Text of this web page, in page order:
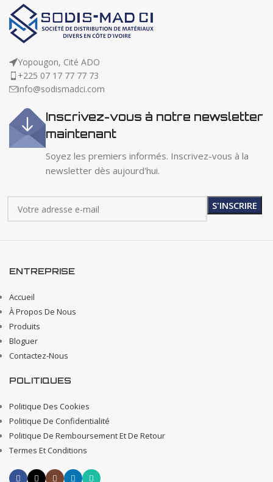
Yopougon, Cité ADO
+225 07 17 77 77 73
info@sodismadci.com
Inscrivez-vous à notre newsletter
maintenant
Soyez les premiers informés. Inscrivez-vous à la
newsletter dès aujourd'hui.
ENTREPRISE
Accueil
À Propos De Nous
Produits
Bloguer
Contactez-Nous
POLITIQUES
Politique Des Cookies
Politique De Confidentialité
Politique De Remboursement Et De Retour
Termes Et Conditions